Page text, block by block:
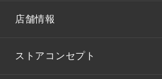
店舗情報
ストアコンセプト